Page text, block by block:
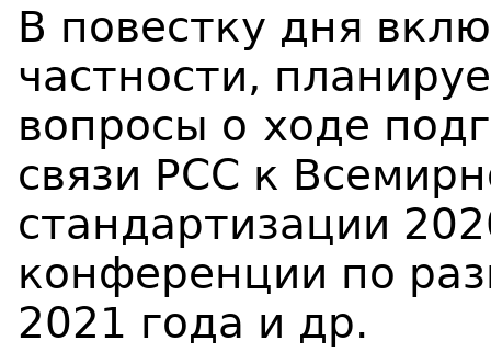
В повестку дня
частности,
вопросы о ходе
связи РСС к
стандартизации
конференции по
2021 года и др.